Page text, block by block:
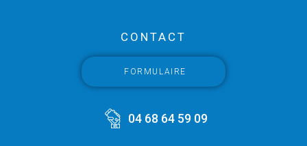
CONTACT
FORMULAIRE
04 68 64 59 09